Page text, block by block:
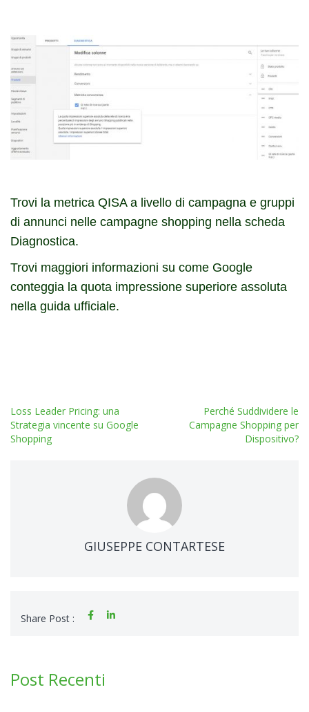
Trovi la metrica QISA a livello di campagna e gruppi
di annunci nelle campagne shopping nella scheda
Diagnostica.
Trovi maggiori informazioni su come Google
conteggia la quota impressione superiore assoluta
nella guida ufficiale.
Loss Leader Pricing: una
Strategia vincente su Google
Shopping
Perché Suddividere le
Campagne Shopping per
Dispositivo?
GIUSEPPE CONTARTESE
Share Post :
Post Recenti